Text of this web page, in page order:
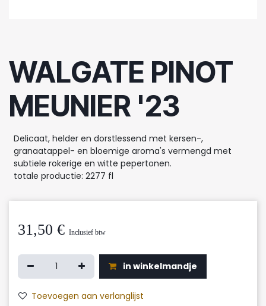
WALGATE PINOT
MEUNIER '23
Delicaat, helder en dorstlessend met kersen-,
granaatappel- en bloemige aroma's vermengd met
subtiele rokerige en witte pepertonen.
totale productie: 2277 fl
31,50 € Inclusief btw
in winkelmandje
Toevoegen aan verlanglijst